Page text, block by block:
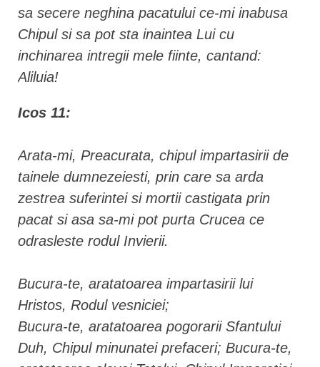
sa secere neghina pacatului ce-mi inabusa
Chipul si sa pot sta inaintea Lui cu
inchinarea intregii mele fiinte, cantand:
Aliluia!
Icos 11:
Arata-mi, Preacurata, chipul impartasirii de
tainele dumnezeiesti, prin care sa arda
zestrea suferintei si mortii castigata prin
pacat si asa sa-mi pot purta Crucea ce
odrasleste rodul Invierii.
Bucura-te, aratatoarea impartasirii lui
Hristos, Rodul vesniciei;
Bucura-te, aratatoarea pogorarii Sfantului
Duh, Chipul minunatei prefaceri; Bucura-te,